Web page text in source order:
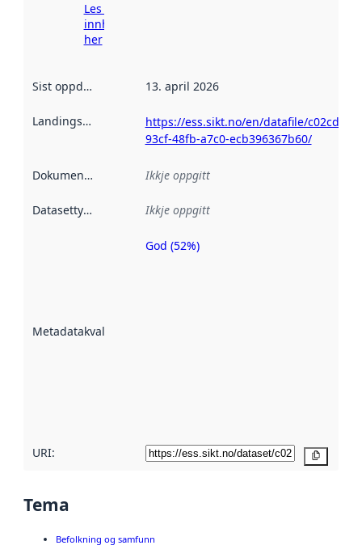
Les meir om
innhenting
her
Sist oppdatert 13. april 2026
Landingsside
https://ess.sikt.no/en/datafile/c02cdc61-
93cf-48fb-a7c0-ecb396367b60/
Dokumentasjon Ikkje oppgitt
Datasettype Ikkje oppgitt
Metadatakvalitet
Metadatakvalitet
God (52%)
URI:
Tema
Befolkning og samfunn